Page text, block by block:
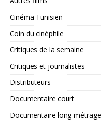
Cinéma Tunisien
Coin du cinéphile
Critiques de la semaine
Critiques et journalistes
Distributeurs
Documentaire court
Documentaire long-métrage